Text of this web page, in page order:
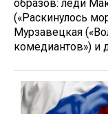
образов: леди
(«Раскинулось
Мурзавецкая
комедиантов») и